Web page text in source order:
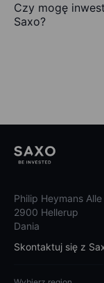
Czy mogę
Saxo?
Philip Heymans Alle
2900 Hellerup
Dania
Skontaktuj się z